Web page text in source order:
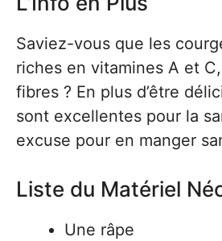
Saviez-vous que les
riches en vitamines A et C,
fibres ? En plus d’être
sont excellentes pour la
excuse pour en manger
Liste du Matériel
Une râpe